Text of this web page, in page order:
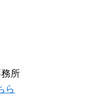
所
ら